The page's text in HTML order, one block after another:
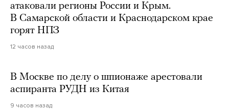
атаковали регионы России и Крым.
В Самарской области и Краснодарском крае
горят НПЗ
12 часов назад
В Москве по делу о шпионаже арестовали
аспиранта РУДН из Китая
9 часов назад